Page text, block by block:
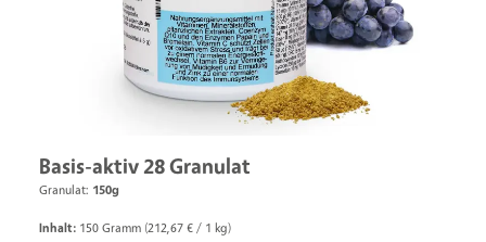
Basis-aktiv 28 Granulat
Granulat: 150g
Inhalt: 150 Gramm (212,67 € / 1 kg)